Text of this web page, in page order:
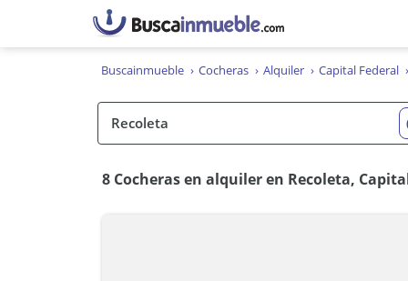
Buscainmueble Cocheras Alquiler Capital Federal
8 Cocheras en alquiler en Recoleta,